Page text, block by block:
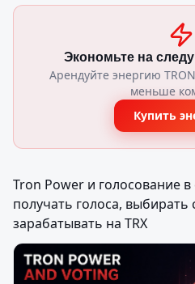
Экономьте на
Арендуйте энергию
меньше
Купить
Tron Power и голосование в
получать голоса, выбирать
зарабатывать на TRX